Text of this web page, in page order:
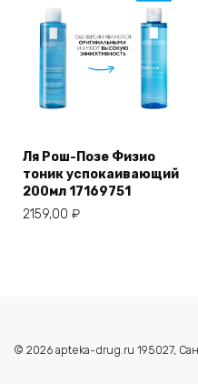
Ля Рош-Позе Физио
тоник успокаивающий
200мл 17169751
2159,00 ₽
© 2026 apteka-drug.ru 195027,